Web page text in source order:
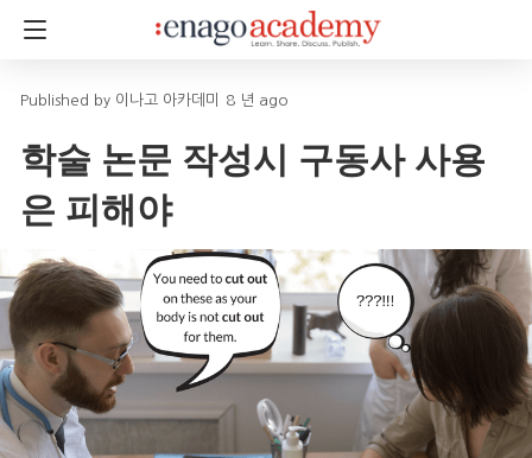
이나고 아카데미 8 년 ago
학술 논문 작성시 구동사 사용
은 피해야